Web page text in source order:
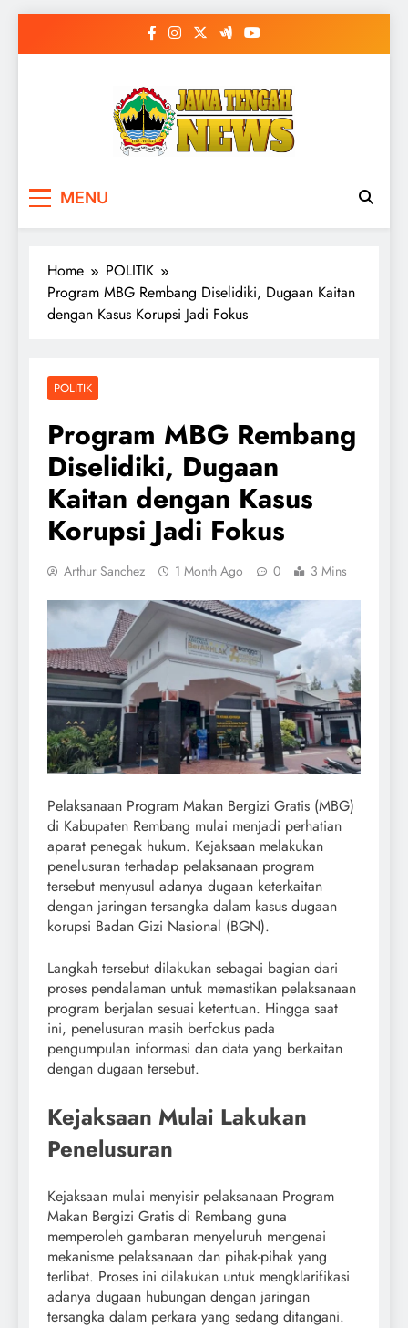
MENU
Home
POLITIK
Program MBG Rembang Diselidiki, Dugaan Kaitan
dengan Kasus Korupsi Jadi Fokus
POLITIK
Program MBG Rembang
Diselidiki, Dugaan
Kaitan dengan Kasus
Korupsi Jadi Fokus
Arthur Sanchez 1 Month Ago 0 3 Mins
Pelaksanaan Program Makan Bergizi Gratis (MBG)
di Kabupaten Rembang mulai menjadi perhatian
aparat penegak hukum. Kejaksaan melakukan
penelusuran terhadap pelaksanaan program
tersebut menyusul adanya dugaan keterkaitan
dengan jaringan tersangka dalam kasus dugaan
korupsi Badan Gizi Nasional (BGN).
Langkah tersebut dilakukan sebagai bagian dari
proses pendalaman untuk memastikan pelaksanaan
program berjalan sesuai ketentuan. Hingga saat
ini, penelusuran masih berfokus pada
pengumpulan informasi dan data yang berkaitan
dengan dugaan tersebut.
Kejaksaan Mulai Lakukan
Penelusuran
Kejaksaan mulai menyisir pelaksanaan Program
Makan Bergizi Gratis di Rembang guna
memperoleh gambaran menyeluruh mengenai
mekanisme pelaksanaan dan pihak-pihak yang
terlibat. Proses ini dilakukan untuk mengklarifikasi
adanya dugaan hubungan dengan jaringan
tersangka dalam perkara yang sedang ditangani.